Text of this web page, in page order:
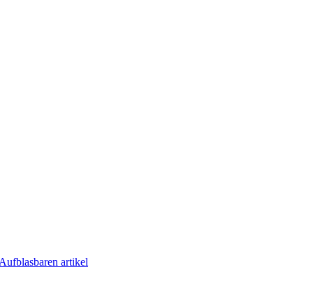
Aufblasbaren artikel